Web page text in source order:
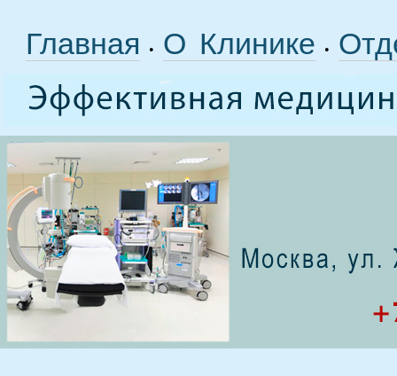
Главная • О Клинике •